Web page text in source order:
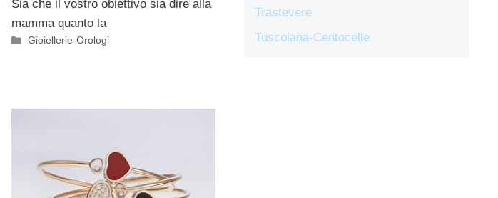
Sia che il vostro obiettivo sia dire alla
mamma quanto la
Categorie
Gioiellerie-Orologi
Trastevere
Tuscolana-Centocelle